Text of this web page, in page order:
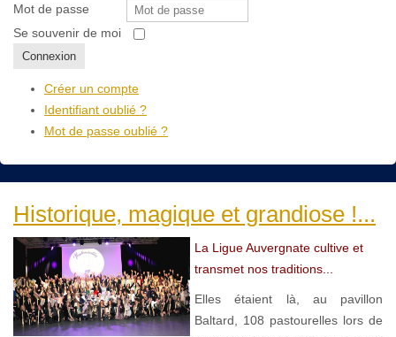
Mot de passe
Se souvenir de moi
Connexion
Créer un compte
Identifiant oublié ?
Mot de passe oublié ?
Historique, magique et grandiose !...
La Ligue Auvergnate cultive et
transmet nos traditions...
Elles étaient là, au pavillon
Baltard, 108 pastourelles lors de